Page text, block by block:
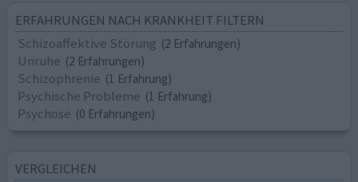
ERFAHRUNGEN NACH KRANKHEIT FILTERN
Schizoaffektive Störung (2 Erfahrungen)
Unruhe (2 Erfahrungen)
Schizophrenie (1 Erfahrung)
Psychische Probleme (1 Erfahrung)
Psychose (0 Erfahrungen)
VERGLEICHEN